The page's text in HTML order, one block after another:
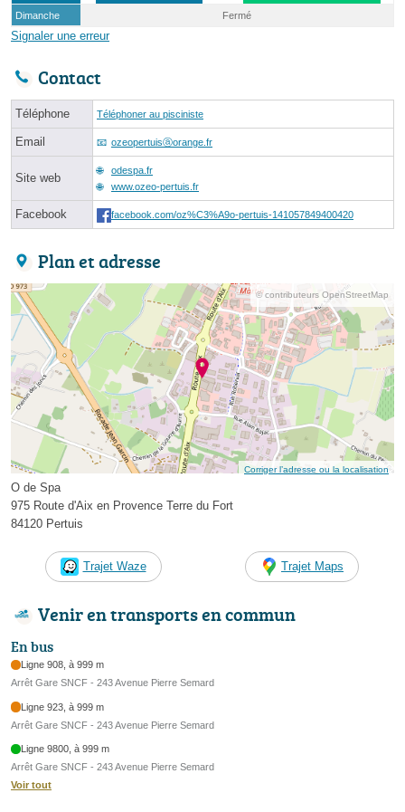
Dimanche
Fermé
Signaler une erreur
Contact
Téléphone Téléphoner au pisciniste
Email ozeopertuisⓐorange.fr
Site web
odespa.fr
www.ozeo-pertuis.fr
Facebook facebook.com/oz%C3%A9o-pertuis-141057849400420
Plan et adresse
© contributeurs OpenStreetMap
Corriger l’adresse ou la localisation
O de Spa
975 Route d'Aix en Provence Terre du Fort
84120 Pertuis
Trajet Waze Trajet Maps
Venir en transports en commun
En bus
Ligne 908, à 999 m
Arrêt Gare SNCF - 243 Avenue Pierre Semard
Ligne 923, à 999 m
Arrêt Gare SNCF - 243 Avenue Pierre Semard
Ligne 9800, à 999 m
Arrêt Gare SNCF - 243 Avenue Pierre Semard
Voir tout